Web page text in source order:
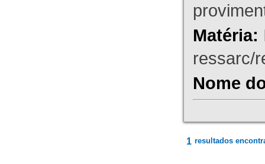
Matéria:
ressarc/
Nome
1 resultados